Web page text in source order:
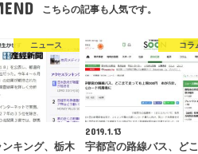
こちらの記事も人気です。
ニュース
キング、栃木
コラ
2019.1.13
宇都宮の路線バス、ど